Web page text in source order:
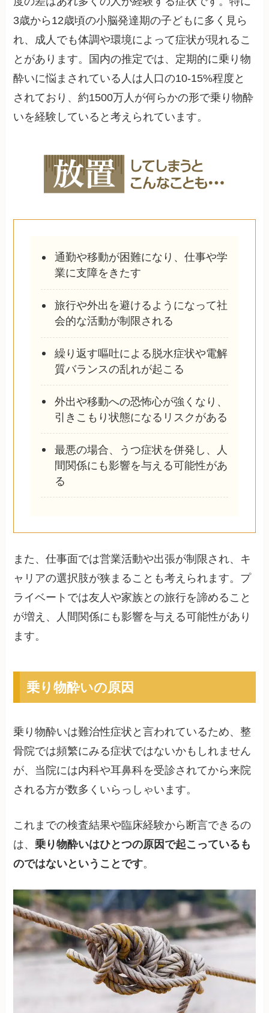
3歳から12歳頃の小脳発達期の子どもに多く見ら
れ、成人でも体調や環境によって症状が現れるこ
とがあります。国内の推定では、定期的に乗り物
酔いに悩まされている人は人口の10-15%程度と
されており、約1500万人が何らかの形で乗り物酔
いを経験していると考えられています。
通勤や移動が困難になり、仕事や学
業に支障をきたす
旅行や外出を避けるようになって社
会的な活動が制限される
繰り返す嘔吐による脱水症状や電解
質バランスの乱れが起こる
外出や移動への恐怖心が強くなり、
引きこもり状態になるリスクがある
最悪の場合、うつ症状を併発し、人
間関係にも影響を与える可能性があ
る
また、仕事面では営業活動や出張が制限され、キ
ャリアの選択肢が狭まることも考えられます。プ
ライベートでは友人や家族との旅行を諦めること
が増え、人間関係にも影響を与える可能性があり
ます。
乗り物酔いの原因
乗り物酔いは難治性症状と言われているため、整
骨院では頻繁にみる症状ではないかもしれません
が、当院には内科や耳鼻科を受診されてから来院
される方が数多くいらっしゃいます。
これまでの検査結果や臨床経験から断言できるの
は、乗り物酔いはひとつの原因で起こっているも
のではないということです。